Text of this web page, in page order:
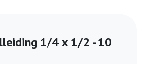
1/4 x 1/2 - 10